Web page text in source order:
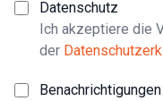
Datenschutz
Ich akzeptiere die
der
Benachrichtigungen